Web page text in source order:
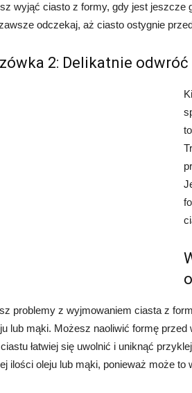
wyjąć ciasto z formy, gdy jest jeszcze
odczekaj, aż ciasto ostygnie
2: Delikatnie
problemy z wyjmowaniem ciasta z
lub mąki. Możesz naoliwić formę przed
łatwiej się uwolnić i uniknąć
ilości oleju lub mąki, ponieważ może to